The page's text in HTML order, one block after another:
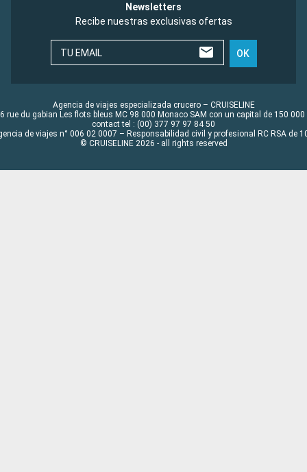
Newsletters
Recibe nuestras exclusivas ofertas
TU EMAIL OK
Agencia de viajes especializada crucero – CRUISELINE
rue du gabian Les flots bleus MC 98 000 Monaco SAM con un capital de 150 000
contact tel : (00) 377 97 97 84 50
de viajes n° 006 02 0007 – Responsabilidad civil y profesional RC RSA de
© CRUISELINE 2026 - all rights reserved